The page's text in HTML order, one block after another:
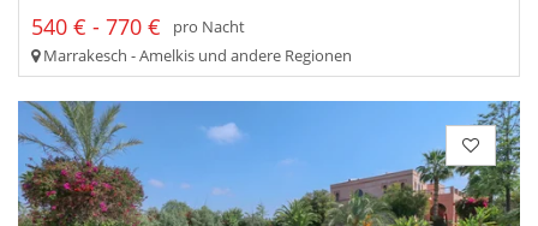
540 € - 770 €
pro Nacht
Marrakesch - Amelkis und andere Regionen